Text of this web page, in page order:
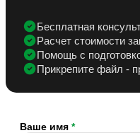
Бесплатная
Расчет стоимости
Помощь с
Прикрепите файл -
Ваше имя *